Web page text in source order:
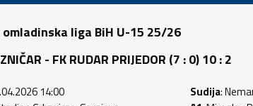
liga BiH U-15 25/26
- FK RUDAR PRIJEDOR (7 : 0) 10 : 2
14:00
Sudija: